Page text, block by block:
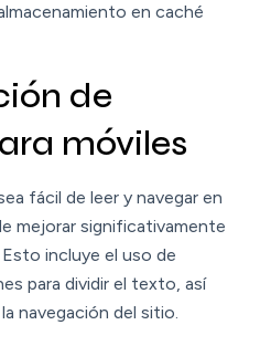
en caché
de
móviles
fácil de leer y navegar en
mejorar significativamente
incluye el uso de
para dividir el texto, así
navegación del sitio.